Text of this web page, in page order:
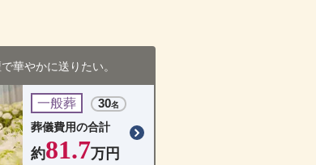
華やかに送りたい。
一般葬 30名
葬儀費用の合計
約81.7万円